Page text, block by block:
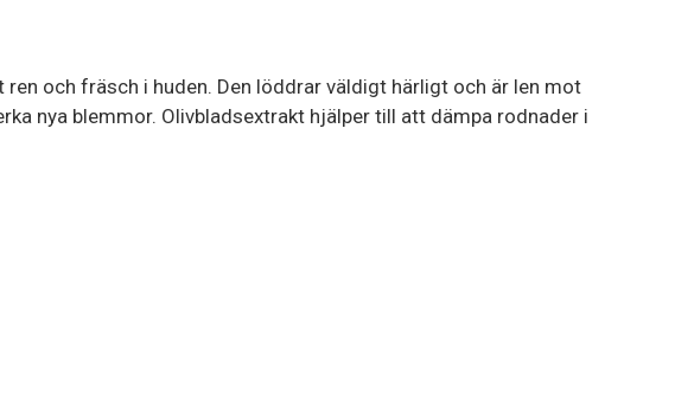
och fräsch i huden. Den löddrar väldigt härligt och är len mot
nya blemmor. Olivbladsextrakt hjälper till att dämpa rodnader i